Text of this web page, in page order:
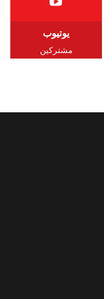
يوتيوب
مشتركين